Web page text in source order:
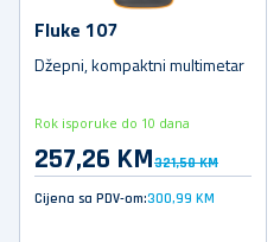
Fluke 107
Džepni, kompaktni multimetar
Rok isporuke do 10 dana
257,26 KM321,58 KM
Cijena sa PDV-om:300,99 KM